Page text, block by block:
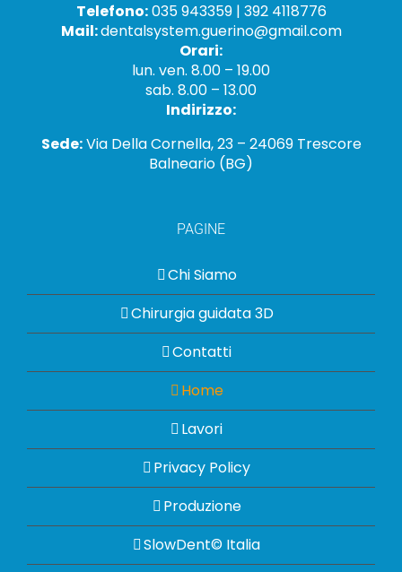
Telefono:035 943359 | 392 4118776
Mail:dentalsystem.guerino@gmail.com
Orari:
lun. ven. 8.00 – 19.00
sab. 8.00 – 13.00
Indirizzo:
Sede:Via Della Cornella, 23 – 24069 Trescore
Balneario (BG)
PAGINE
Chi Siamo
Chirurgia guidata 3D
Contatti
Home
Lavori
Privacy Policy
Produzione
SlowDent© Italia